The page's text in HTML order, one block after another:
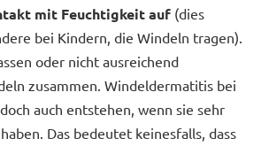
mit Feuchtigkeit auf (dies
bei Kindern, die Windeln tragen).
oder nicht ausreichend
zusammen. Windeldermatitis bei
auch entstehen, wenn sie sehr
Das bedeutet keinesfalls, dass